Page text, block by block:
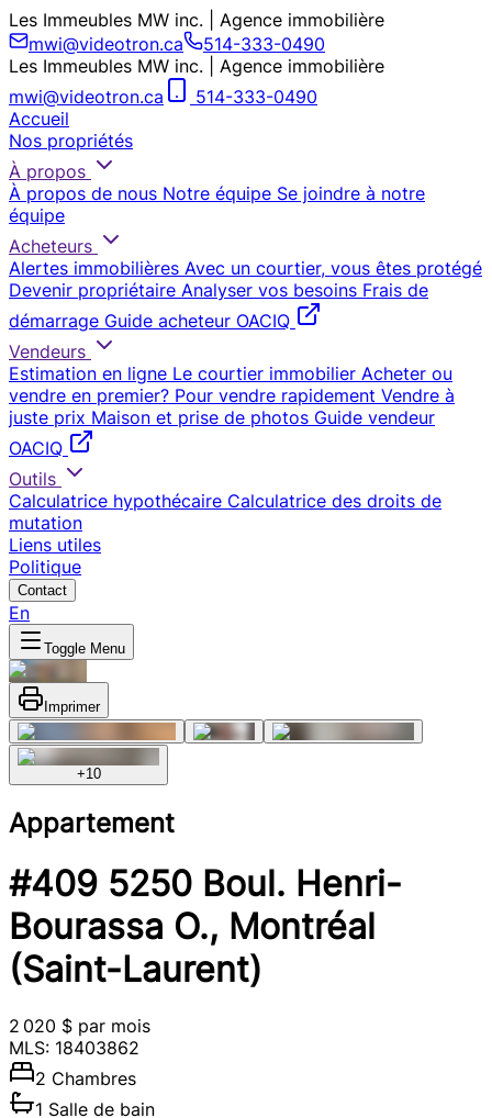
Les Immeubles MW inc. | Agence immobilière
mwi@videotron.ca
514-333-0490
Les Immeubles MW inc. | Agence immobilière
mwi@videotron.ca
514-333-0490
Accueil
Nos propriétés
À propos
À propos de nous Notre équipe Se joindre à notre
équipe
Acheteurs
Alertes immobilières Avec un courtier, vous êtes protégé
Devenir propriétaire Analyser vos besoins Frais de
démarrage Guide acheteur OACIQ
Vendeurs
Estimation en ligne Le courtier immobilier Acheter ou
vendre en premier? Pour vendre rapidement Vendre à
juste prix Maison et prise de photos Guide vendeur
OACIQ
Outils
Calculatrice hypothécaire Calculatrice des droits de
mutation
Liens utiles
Politique
Contact
En
Toggle Menu
Imprimer
+10
Appartement
#409 5250 Boul. Henri-
Bourassa O., Montréal
(Saint-Laurent)
2 020 $ par mois
MLS: 18403862
2 Chambres
1 Salle de bain